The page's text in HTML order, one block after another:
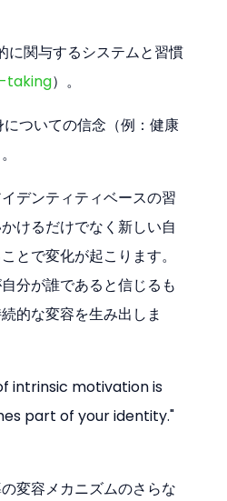
に関与するシステムと習慣
taking）。
についての信念（例：健康
デンティティベースの習
けるだけでなく新しい自
とで変化が起こります。
分が誰であると信じるも
的な変容を生み出しま
intrinsic motivation is
part of your identity."
変容メカニズムのさらな